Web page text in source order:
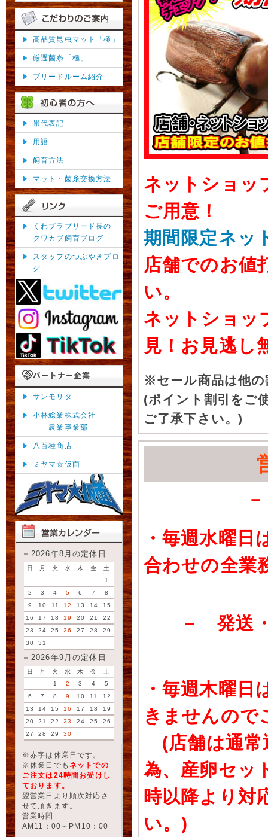
高品質昆虫マット「極」
厳選菌糸「極」
ブリードルーム紹介
累代表記
用語
飼育方法
マット・菌糸交換方法
くわプラブリード長の
クワカブ飼育ブログ
スタッフのつぶやきブロ
グ
サンモリタ
小林総業株式会社
農業事業部
八百種商店
ミヤマ☆仮面
2026年8月の定休日
日 月 火 水 木 金
土
1
2
3 4 5 6 7
8
9
10 11 12 13 14
15
16
17 18 19 20 21
22
23
24 25 26 27 28
29
30
31
2026年9月の定休日
日 月 火 水 木 金
土
1
2 3 4
5
6
7 8 9 10 11
12
13
14 15 16 17 18
19
20
21 22 23 24 25
26
27
28 29 30
※赤字は休業日です。
※休業日でも ネットでの
ご注文は24時間お受けし
ております。
翌営業日より順次対応さ
せて頂きます。
営業時間
AM11：00～PM10：00
ネットショッ
ご用意！
期間限定ネッ
店舗でのお値
い。
ネットショッ
見！お見逃し
※セール商品は他
(ポイント割引をご
ご了承下さい。)
・毎週水曜日
合わせの全業
－ 発送
・毎週木曜
きませんので
(店舗は通常
為、産卵セッ
時以降より対
い。)